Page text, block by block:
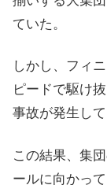
ていた。
しかし、フィ
ピードで駆け
事故が発生して
この結果、集
ールに向かっ